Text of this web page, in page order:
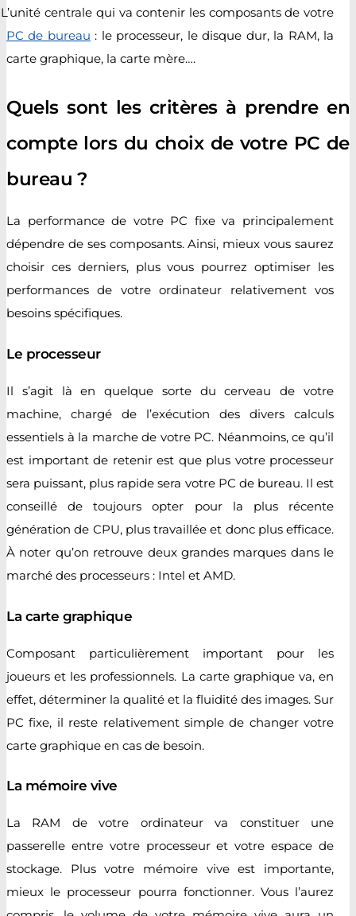
L’unité centrale qui va contenir les composants de votre
PC de bureau : le processeur, le disque dur, la RAM, la
carte graphique, la carte mère….
Quels sont les critères à prendre en
compte lors du choix de votre PC de
bureau ?
La performance de votre PC fixe va principalement
dépendre de ses composants. Ainsi, mieux vous saurez
choisir ces derniers, plus vous pourrez optimiser les
performances de votre ordinateur relativement vos
besoins spécifiques.
Le processeur
Il s’agit là en quelque sorte du cerveau de votre
machine, chargé de l’exécution des divers calculs
essentiels à la marche de votre PC. Néanmoins, ce qu’il
est important de retenir est que plus votre processeur
sera puissant, plus rapide sera votre PC de bureau. Il est
conseillé de toujours opter pour la plus récente
génération de CPU, plus travaillée et donc plus efficace.
À noter qu’on retrouve deux grandes marques dans le
marché des processeurs : Intel et AMD.
La carte graphique
Composant particulièrement important pour les
joueurs et les professionnels. La carte graphique va, en
effet, déterminer la qualité et la fluidité des images. Sur
PC fixe, il reste relativement simple de changer votre
carte graphique en cas de besoin.
La mémoire vive
La RAM de votre ordinateur va constituer une
passerelle entre votre processeur et votre espace de
stockage. Plus votre mémoire vive est importante,
mieux le processeur pourra fonctionner. Vous l’aurez